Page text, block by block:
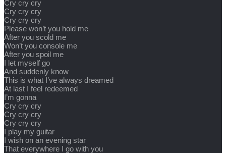
Cry cry cry
Cry cry cry
Cry cry cry
Please won’t you hold me
After you scold me
Won’t you console me
After you spoil me
I let myself go
And suddenly know
This is what I’ve always dreamed
At last I feel redeemed
I’m gonna
Cry cry cry
Cry cry cry
Cry cry cry
I play my guitar
I wish on an evening star
That everywhere I go with you